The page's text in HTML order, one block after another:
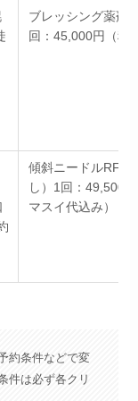
ブレッシング薬剤
回：45,000円（税
傾斜ニードルRF（
し）1回：49,500
マスイ代込み）
約条件などで変
件は必ず各クリ